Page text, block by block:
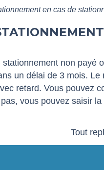
en cas de
stationnement non payé
un délai de 3 mois. Le
retard. Vous pouvez
vous pouvez saisir
Tout